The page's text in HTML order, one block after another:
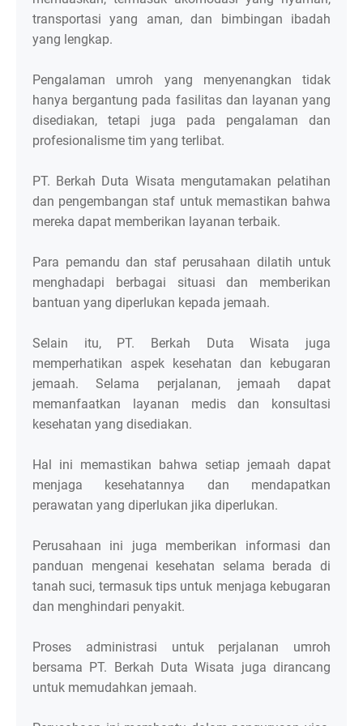
transportasi yang aman, dan bimbingan ibadah
yang lengkap.
Pengalaman umroh yang menyenangkan tidak
hanya bergantung pada fasilitas dan layanan yang
disediakan, tetapi juga pada pengalaman dan
profesionalisme tim yang terlibat.
PT. Berkah Duta Wisata mengutamakan pelatihan
dan pengembangan staf untuk memastikan bahwa
mereka dapat memberikan layanan terbaik.
Para pemandu dan staf perusahaan dilatih untuk
menghadapi berbagai situasi dan memberikan
bantuan yang diperlukan kepada jemaah.
Selain itu, PT. Berkah Duta Wisata juga
memperhatikan aspek kesehatan dan kebugaran
jemaah. Selama perjalanan, jemaah dapat
memanfaatkan layanan medis dan konsultasi
kesehatan yang disediakan.
Hal ini memastikan bahwa setiap jemaah dapat
menjaga kesehatannya dan mendapatkan
perawatan yang diperlukan jika diperlukan.
Perusahaan ini juga memberikan informasi dan
panduan mengenai kesehatan selama berada di
tanah suci, termasuk tips untuk menjaga kebugaran
dan menghindari penyakit.
Proses administrasi untuk perjalanan umroh
bersama PT. Berkah Duta Wisata juga dirancang
untuk memudahkan jemaah.